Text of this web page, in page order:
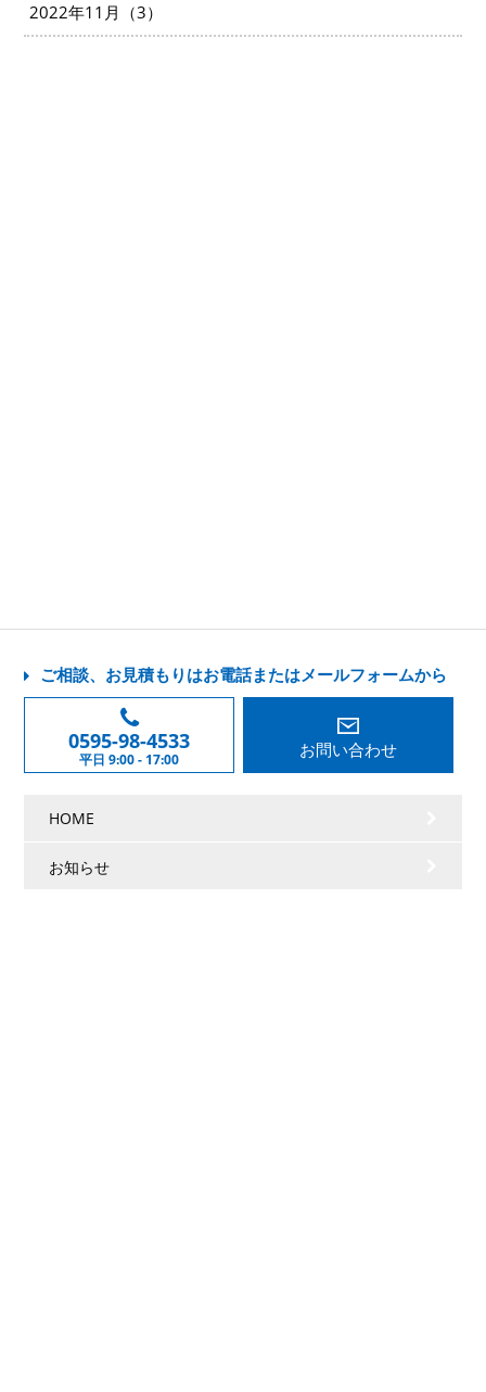
2022年11月（3）
ご相談、お見積もりはお電話またはメールフォームから
0595-98-4533
平日 9:00 - 17:00 お問い合わせ
HOME
お知らせ